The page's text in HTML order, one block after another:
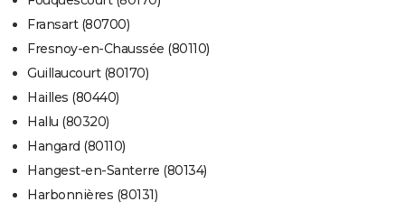
Fransart (80700)
Fresnoy-en-Chaussée (80110)
Guillaucourt (80170)
Hailles (80440)
Hallu (80320)
Hangard (80110)
Hangest-en-Santerre (80134)
Harbonnières (80131)